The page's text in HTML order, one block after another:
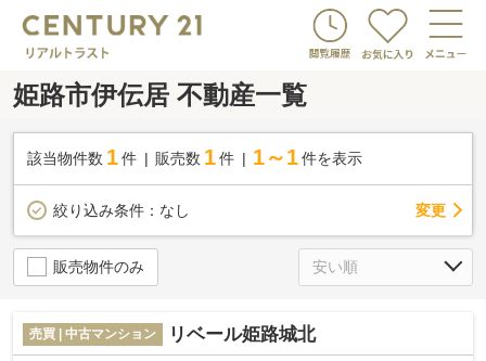
姫路市伊伝居 不動産一覧
該当物件数 1件 販売数 1 件 1～1 件を表示
絞り込み条件： なし 変更
販売物件のみ
売買 | 中古マンション リベール姫路城北